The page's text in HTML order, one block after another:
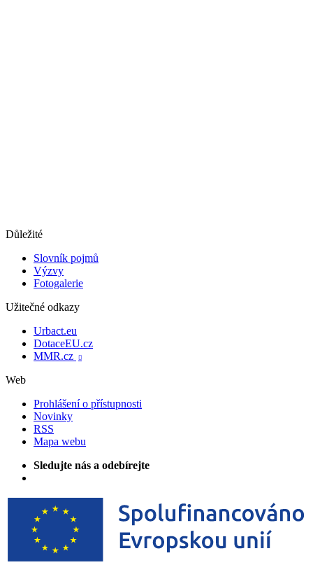
Důležité
Slovník pojmů
Výzvy
Fotogalerie
Užitečné odkazy
Urbact.eu
DotaceEU.cz
MMR.cz

Web
Prohlášení o přístupnosti
Novinky
RSS
Mapa webu
Sledujte nás a odebírejte